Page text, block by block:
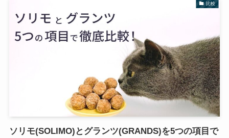
比較
ソリモ(SOLIMO)とグランツ(GRANDS)を5つの項目で